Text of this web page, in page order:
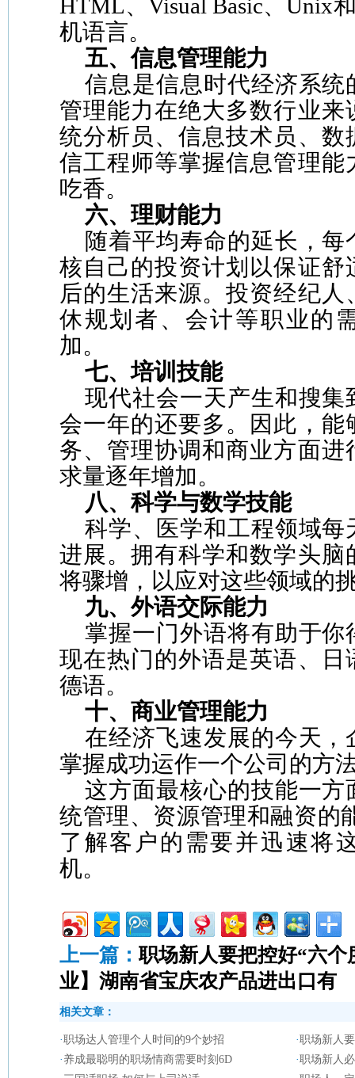
HTML、Visual Basic、Unix
机语言。
五、信息管理能力
信息是信息时代经济系统
管理能力在绝大多数行业来
统分析员、信息技术员、数
信工程师等掌握信息管理能
吃香。
六、理财能力
随着平均寿命的延长，
核自己的投资计划以保证舒
后的生活来源。投资经纪人
休规划者、会计等职业的
加。
七、培训技能
现代社会一天产生和搜集
会一年的还要多。因此，能
务、管理协调和商业方面进
求量逐年增加。
八、科学与数学技能
科学、医学和工程领域每
进展。拥有科学和数学头脑
将骤增，以应对这些领域的
九、外语交际能力
掌握一门外语将有助于你
现在热门的外语是英语、日
德语。
十、商业管理能力
在经济飞速发展的今天，
掌握成功运作一个公司的方
这方面最核心的技能一方
统管理、资源管理和融资的
了解客户的需要并迅速将
机。
上一篇：职场新人要把控好“六个
业】湖南省宝庆农产品进出口有
相关文章：
·职场达人管理个人时间的9个妙招 ·职场新人
· 养成最聪明的职场情商需要时刻6D ·职场新人